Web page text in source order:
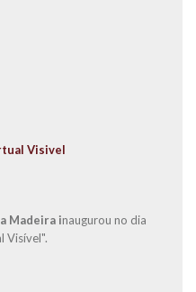
Visivel
Madeira inaugurou no dia
Visível".